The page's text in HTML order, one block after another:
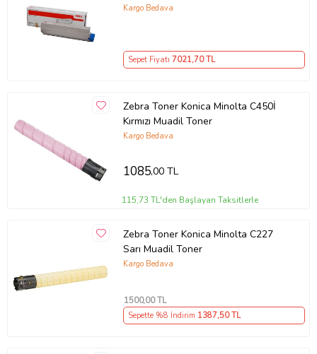
C332 Mc363 / 3500 Sayfa
Kargo Bedava
Sepet Fiyatı 7021,70 TL
Zebra Toner Konica Minolta C450İ
Kırmızı Muadil Toner
Kargo Bedava
1085,00 TL
115,73 TL'den Başlayan Taksitlerle
Zebra Toner Konica Minolta C227
Sarı Muadil Toner
Kargo Bedava
1500,00 TL
Sepette %8 İndirim 1387,50 TL